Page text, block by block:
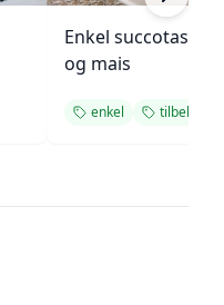
Enkel succotash
og mais
enkel tilbehør